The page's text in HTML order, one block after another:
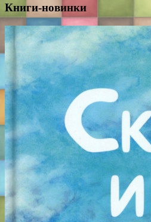
Книги-новинки